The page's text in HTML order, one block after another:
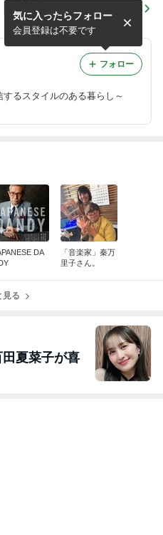
ボデガスペインクラブ銀座
ディナーチケットプレゼント
るスタイルのある暮らし～
気に入ったらフォロー
会員登録は不要です
フォロー
DA
「音楽家」秦万
里子さん。
見る
夏菜子が喜